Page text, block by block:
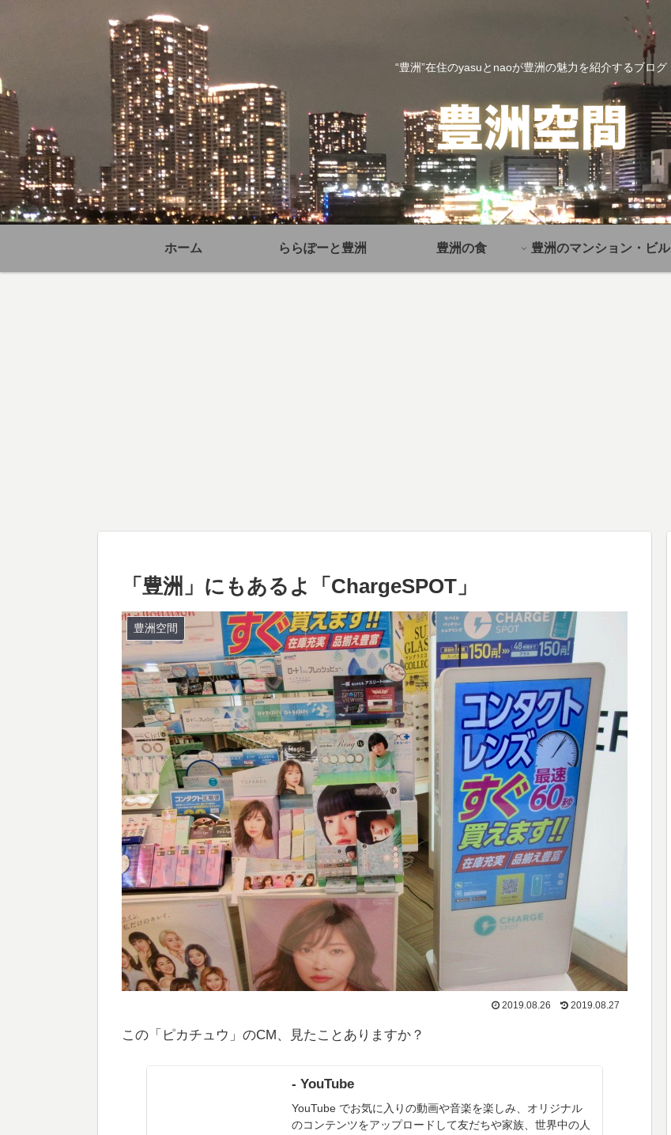
“豊洲”在住のyasuとnaoが豊洲の魅力を紹介するブログ
ホーム ららぽーと豊洲 豊洲の食 豊洲のマンション・ビル
「豊洲」にもあるよ「ChargeSPOT」
豊洲空間
2019.08.26 2019.08.27
この「ピカチュウ」のCM、見たことありますか？
- YouTube
YouTube でお気に入りの動画や音楽を楽しみ、オリジナル
のコンテンツをアップロードして友だちや家族、世界中の人